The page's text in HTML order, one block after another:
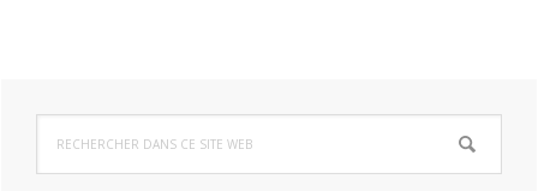
Barre
latérale
dans
ce